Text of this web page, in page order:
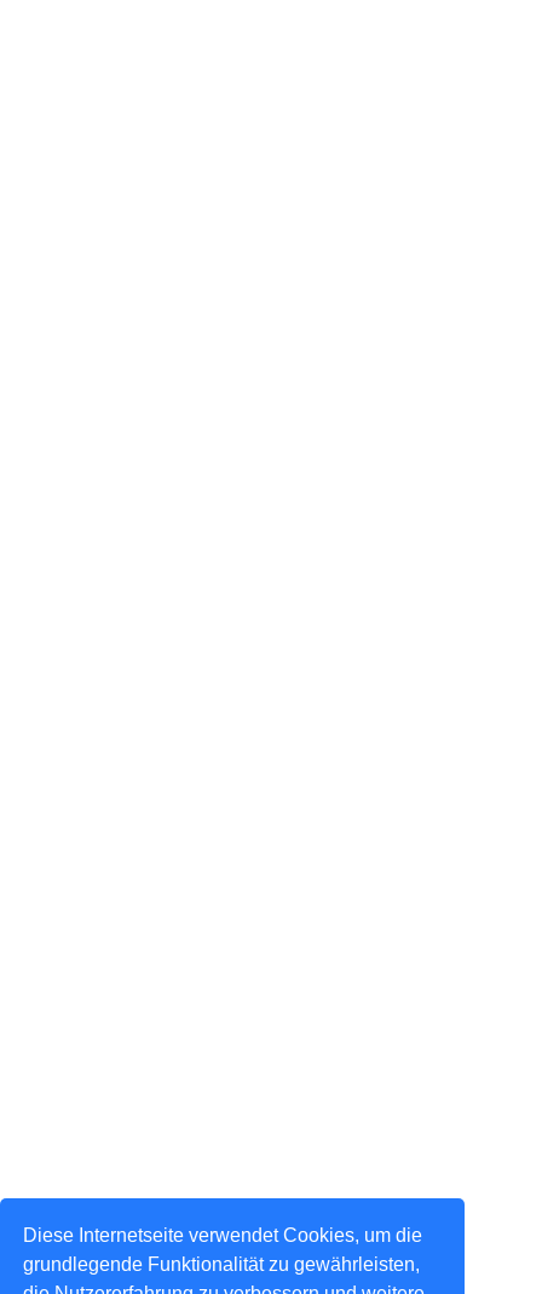
Diese Internetseite verwendet Cookies, um die
grundlegende Funktionalität zu gewährleisten,